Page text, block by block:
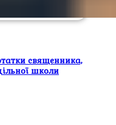
священника,
школи